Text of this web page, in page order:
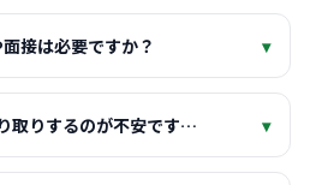
接は必要ですか？ ▾
取りするのが不安です… ▾